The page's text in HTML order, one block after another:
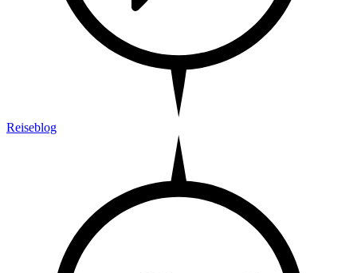
Reiseblog